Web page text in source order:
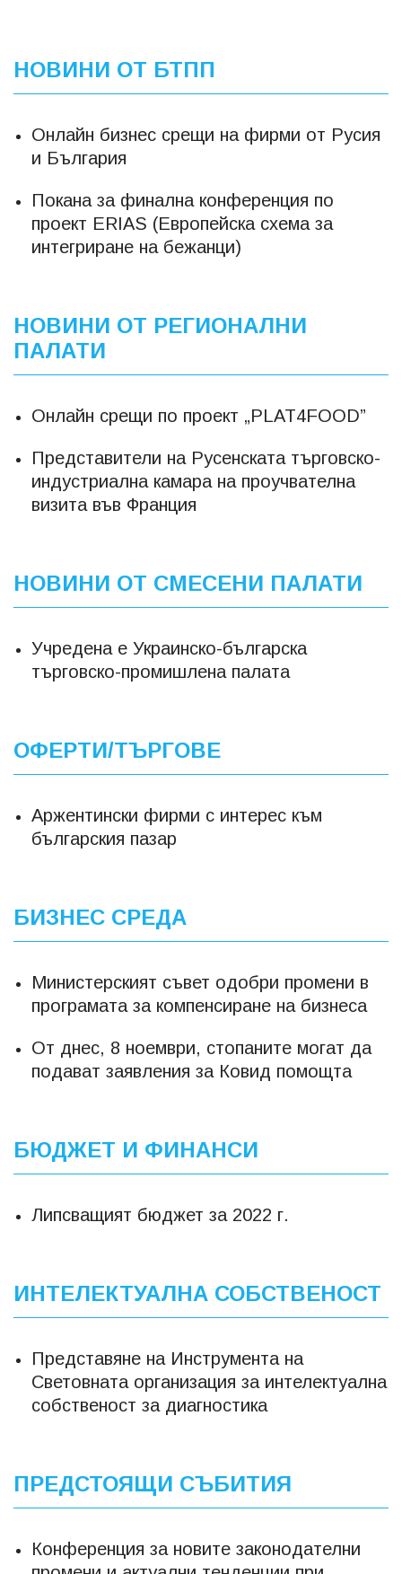
НОВИНИ ОТ БТПП
Онлайн бизнес срещи на фирми от Русия
и България
Покана за финална конференция по
проект ERIAS (Европейска схема за
интегриране на бежанци)
НОВИНИ ОТ РЕГИОНАЛНИ
ПАЛАТИ
Онлайн срещи по проект „PLAT4FOOD”
Представители на Русенската търговско-
индустриална камара на проучвателна
визита във Франция
НОВИНИ ОТ СМЕСЕНИ ПАЛАТИ
Учредена е Украинско-българска
търговско-промишлена палата
ОФЕРТИ/ТЪРГОВЕ
Аржентински фирми с интерес към
българския пазар
БИЗНЕС СРЕДА
Министерският съвет одобри промени в
програмата за компенсиране на бизнеса
От днес, 8 ноември, стопаните могат да
подават заявления за Ковид помощта
БЮДЖЕТ И ФИНАНСИ
Липсващият бюджет за 2022 г.
ИНТЕЛЕКТУАЛНА СОБСТВЕНОСТ
Представяне на Инструмента на
Световната организация за интелектуална
собственост за диагностика
ПРЕДСТОЯЩИ СЪБИТИЯ
Конференция за новите законодателни